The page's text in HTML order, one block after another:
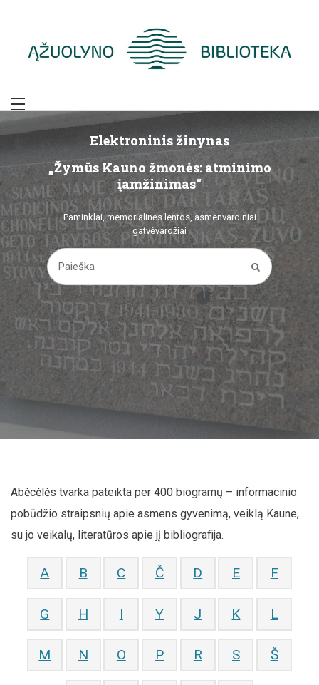
Žymūs Kauno
žmonės: atminimo
įamžinimas
Elektroninis žinynas
„Žymūs Kauno žmonės: atminimo
įamžinimas“
Paminklai, memorialinės lentos, asmenvardiniai
gatvėvardžiai
Elektroninis žinynas
„Žymūs Kauno žmonės: atminimo
įamžinimas“
Paminklai, memorialinės lentos, asmenvardiniai
gatvėvardžiai
Abėcėlės tvarka pateikta per 400 biogramų – informacinio
pobūdžio straipsnių apie asmens gyvenimą, veiklą Kaune,
su jo veikalų, literatūros apie jį bibliografija.
A B C Č D E F
G H I Y J K L
M N O P R S Š